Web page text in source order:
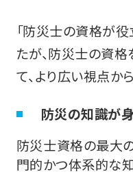
「防災士の資格が
たが、防災士の資格
て、より広い視点か
防災の知識が
防災士資格の最大
門的かつ体系的な